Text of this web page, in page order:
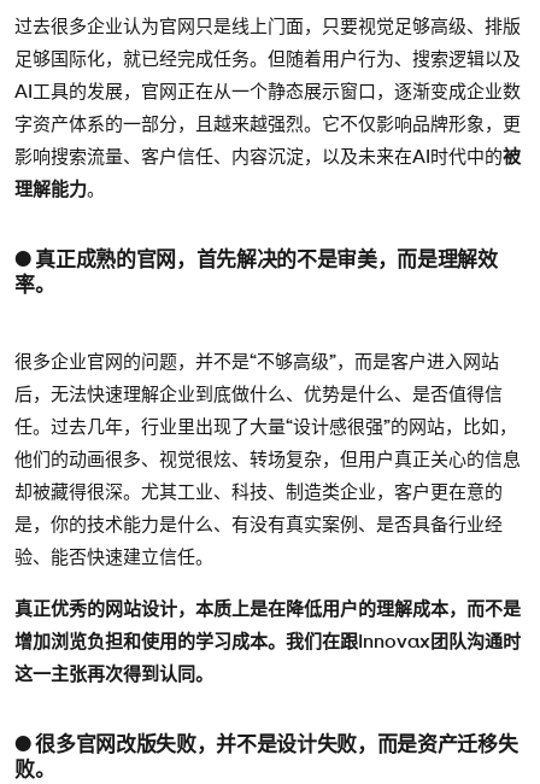
过去很多企业认为官网只是线上门面，只要视觉足够高级、排版
足够国际化，就已经完成任务。但随着用户行为、搜索逻辑以及
AI工具的发展，官网正在从一个静态展示窗口，逐渐变成企业数
字资产体系的一部分，且越来越强烈。它不仅影响品牌形象，更
影响搜索流量、客户信任、内容沉淀，以及未来在AI时代中的被
理解能力。
● 真正成熟的官网，首先解决的不是审美，而是理解效
率。
很多企业官网的问题，并不是“不够高级”，而是客户进入网站
后，无法快速理解企业到底做什么、优势是什么、是否值得信
任。过去几年，行业里出现了大量“设计感很强”的网站，比如，
他们的动画很多、视觉很炫、转场复杂，但用户真正关心的信息
却被藏得很深。尤其工业、科技、制造类企业，客户更在意的
是，你的技术能力是什么、有没有真实案例、是否具备行业经
验、能否快速建立信任。
真正优秀的网站设计，本质上是在降低用户的理解成本，而不是
增加浏览负担和使用的学习成本。我们在跟Innovax团队沟通时
这一主张再次得到认同。
● 很多官网改版失败，并不是设计失败，而是资产迁移失
败。